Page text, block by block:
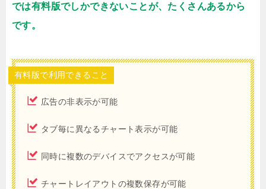
では有料版でしかできないことが、たくさんあるから
です。
有料版で利用できること
広告の非表示が可能
タブ毎に異なるチャート表示が可能
同時に複数のデバイスでアクセスが可能
チャートレイアウトの複数保存が可能